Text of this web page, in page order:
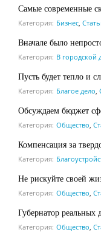
Самые современные
Категория: Бизнес
Вначале было
Категория: В городской
Пусть будет тепло и
Категория: Благое дело
Обсуждаем бюджет
Категория: Общество
Компенсация за
Категория:
Не рискуйте своей
Категория: Общество
Губернатор реальных
Категория: Общество